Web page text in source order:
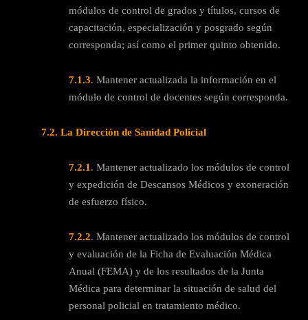
módulos de control de grados y títulos, cursos de
capacitación, especialización y posgrado según
corresponda; así como el primer quinto obtenido.
7.1.3. Mantener actualizada la información en el
módulo de control de docentes según corresponda.
7.2. La Dirección de Sanidad Policial
7.2.1 . Mantener actualizado los módulos de control
y expedición de Descansos Médicos y exoneración
de esfuerzo físico.
7.2.2. Mantener actualizado los módulos de control
y evaluación de la Ficha de Evaluación Médica
Anual (FEMA) y de los resultados de la Junta
Médica para determinar la situación de salud del
personal policial en tratamiento médico.